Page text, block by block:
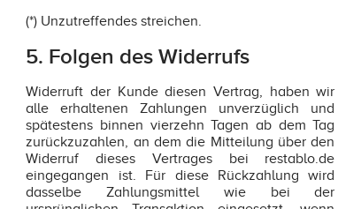
(*) Unzutreffendes streichen.
5. Folgen des Widerrufs
Widerruft der Kunde diesen Vertrag, haben wir
alle erhaltenen Zahlungen unverzüglich und
spätestens binnen vierzehn Tagen ab dem Tag
zurückzuzahlen, an dem die Mitteilung über den
Widerruf dieses Vertrages bei restablo.de
eingegangen ist. Für diese Rückzahlung wird
dasselbe Zahlungsmittel wie bei der